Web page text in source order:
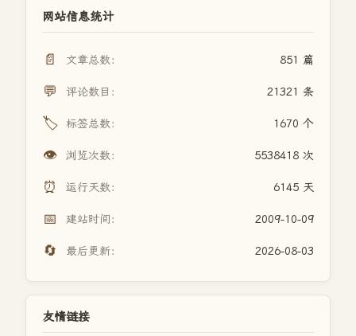
网站信息统计
📄 文章总数： 851 篇
💬 评论数目： 21321 条
🏷️ 标签总数： 1670 个
👁️ 浏览次数： 5538418 次
⏰ 运行天数： 6145 天
📅 建站时间： 2009-10-09
🔄 最后更新： 2026-08-03
友情链接